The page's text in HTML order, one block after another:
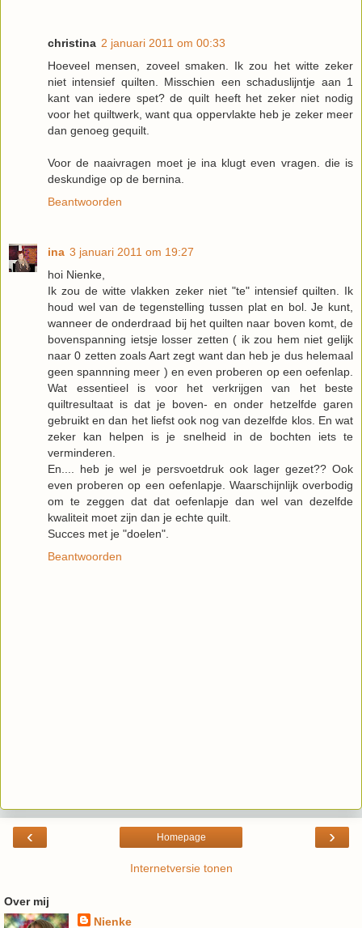
christina 2 januari 2011 om 00:33
Hoeveel mensen, zoveel smaken. Ik zou het witte zeker
niet intensief quilten. Misschien een schaduslijntje aan 1
kant van iedere spet? de quilt heeft het zeker niet nodig
voor het quiltwerk, want qua oppervlakte heb je zeker meer
dan genoeg gequilt.
Voor de naaivragen moet je ina klugt even vragen. die is
deskundige op de bernina.
Beantwoorden
ina 3 januari 2011 om 19:27
hoi Nienke,
Ik zou de witte vlakken zeker niet "te" intensief quilten. Ik
houd wel van de tegenstelling tussen plat en bol. Je kunt,
wanneer de onderdraad bij het quilten naar boven komt, de
bovenspanning ietsje losser zetten ( ik zou hem niet gelijk
naar 0 zetten zoals Aart zegt want dan heb je dus helemaal
geen spannning meer ) en even proberen op een oefenlap.
Wat essentieel is voor het verkrijgen van het beste
quiltresultaat is dat je boven- en onder hetzelfde garen
gebruikt en dan het liefst ook nog van dezelfde klos. En wat
zeker kan helpen is je snelheid in de bochten iets te
verminderen.
En.... heb je wel je persvoetdruk ook lager gezet?? Ook
even proberen op een oefenlapje. Waarschijnlijk overbodig
om te zeggen dat dat oefenlapje dan wel van dezelfde
kwaliteit moet zijn dan je echte quilt.
Succes met je "doelen".
Beantwoorden
‹ ›
Homepage
Internetversie tonen
Over mij
Nienke